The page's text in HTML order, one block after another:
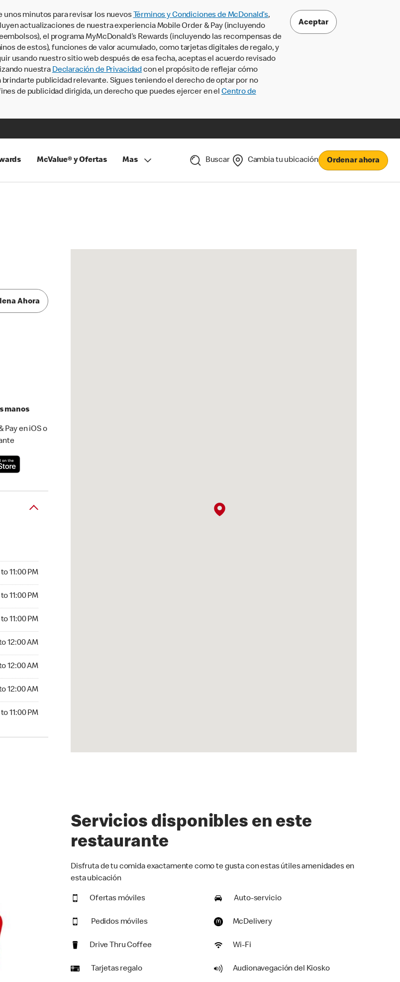
unos minutos para revisar los nuevos Términos y Condiciones de McDonald’s,
actualizaciones de nuestra experiencia Mobile Order & Pay (incluyendo
el programa MyMcDonald’s Rewards (incluyendo las recompensas de
de estos), funciones de valor acumulado, como tarjetas digitales de regalo, y
usando nuestro sitio web después de esa fecha, aceptas el acuerdo revisado
nuestra Declaración de Privacidadcon el propósito de reflejar cómo
publicidad relevante. Sigues teniendo el derecho de optar por no
de publicidad dirigida, un derecho que puedes ejercer en el Centro de
Aceptar
McValue® y Ofertas Mas Buscar Cambia tu ubicación Ordenar ahora
Ahora
manos
Pay en iOS o
11:00 PM
11:00 PM
11:00 PM
12:00 AM
12:00 AM
12:00 AM
11:00 PM
Servicios disponibles en este
restaurante
Disfruta de tu comida exactamente como te gusta con estas útiles amenidades en
esta ubicación
Ofertas móviles Auto-servicio
Pedidos móviles McDelivery
Drive Thru Coffee Wi-Fi
Tarjetas regalo Audionavegación del Kiosko